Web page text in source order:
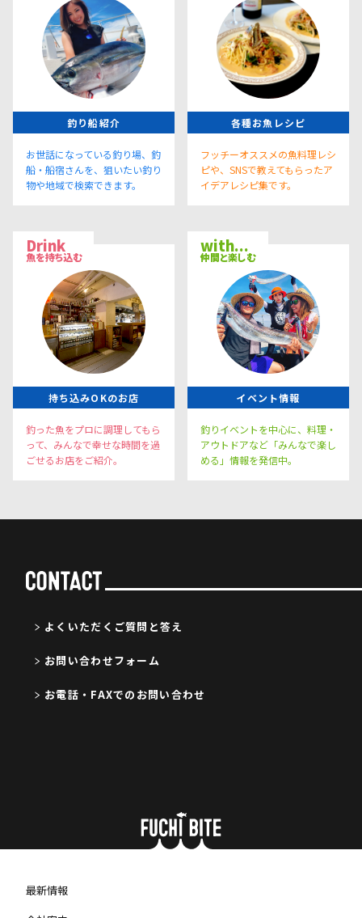
釣り船紹介
お世話になっている釣り場、釣
船・船宿さんを、狙いたい釣り
物や地域で検索できます。
各種お魚レシピ
フッチーオススメの魚料理レシ
ピや、SNSで教えてもらったア
イデアレシピ集です。
Drink
魚を持ち込む
持ち込みOKのお店
釣った魚をプロに調理してもら
って、みんなで幸せな時間を過
ごせるお店をご紹介。
with...
仲間と楽しむ
イベント情報
釣りイベントを中心に、料理・
アウトドアなど「みんなで楽し
める」情報を発信中。
よくいただくご質問と答え
お問い合わせフォーム
お電話・FAXでのお問い合わせ
最新情報